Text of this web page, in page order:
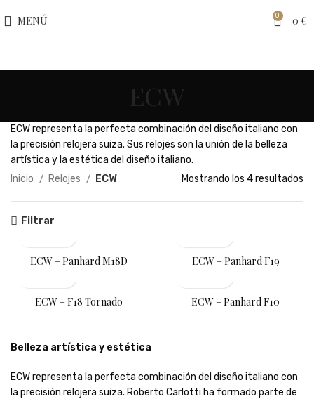
MENÚ 0 0 €
ECW
ECW representa la perfecta combinación del diseño italiano con
la precisión relojera suiza. Sus relojes son la unión de la belleza
artística y la estética del diseño italiano.
Inicio
Relojes ECW Mostrando los 4 resultados
Filtrar
ECW – Panhard M18D ECW – Panhard F19
ECW – F18 Tornado ECW – Panhard F10
Belleza artística y estética
ECW representa la perfecta combinación del diseño italiano con
la precisión relojera suiza. Roberto Carlotti ha formado parte de